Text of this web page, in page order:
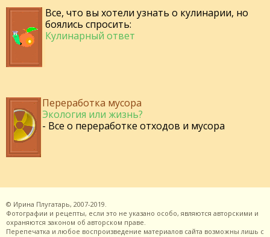
Все, что вы хотели узнать о кулинарии, но
боялись спросить:
Кулинарный ответ
Переработка мусора
Экология или жизнь?
- Все о переработке отходов и мусора
© Ирина Плугатарь, 2007-2019.
Фотографии и рецепты, если это не указано особо, являются авторскими и
охраняются законом об авторском праве.
Перепечатка и любое воспроизведение материалов сайта возможны лишь с